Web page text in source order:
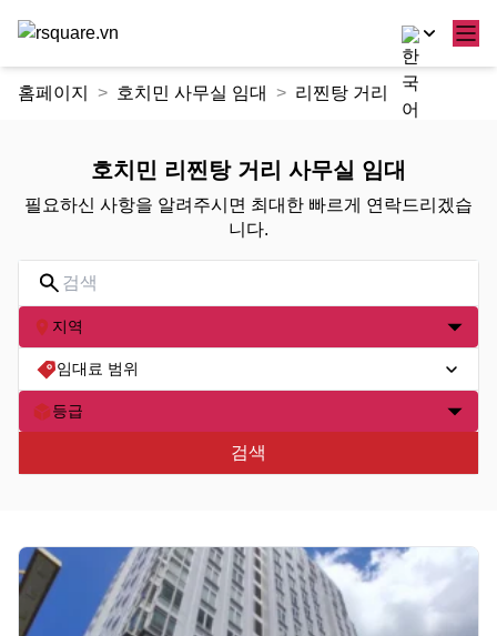
홈페이지 호치민 사무실 임대 리찐탕 거리
호치민 리찐탕 거리 사무실 임대
필요하신 사항을 알려주시면 최대한 빠르게 연락드리겠습
니다.
지역
임대료 범위
등급
검색